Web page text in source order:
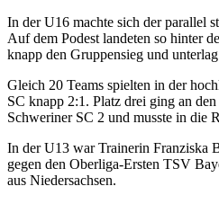
In der U16 machte sich der parallel
Auf dem Podest landeten so hinter
knapp den Gruppensieg und
Gleich 20 Teams spielten in der
SC knapp 2:1. Platz drei ging an
Schweriner SC 2 und musste in die
In der U13 war Trainerin Franziska
gegen den Oberliga-Ersten TSV
aus Niedersachsen.